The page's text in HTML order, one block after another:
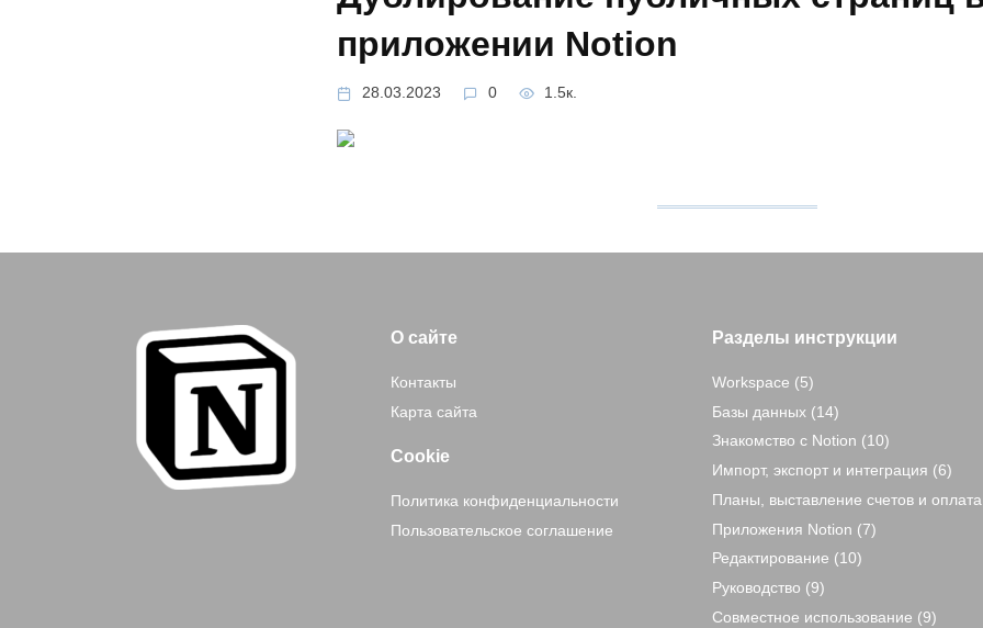
приложении Notion
28.03.2023 0 1.5к.
О сайте
Контакты
Карта сайта
Cookie
Политика конфиденциальности
Пользовательское соглашение
Разделы инструкции
Workspace (5)
Базы данных(14)
Знакомство c Notion (10)
Импорт, экспорт и интеграция (6)
Планы, выставление счетов и оплата
Приложения Notion (7)
Редактирование (10)
Руководство (9)
Совместное использование (9)